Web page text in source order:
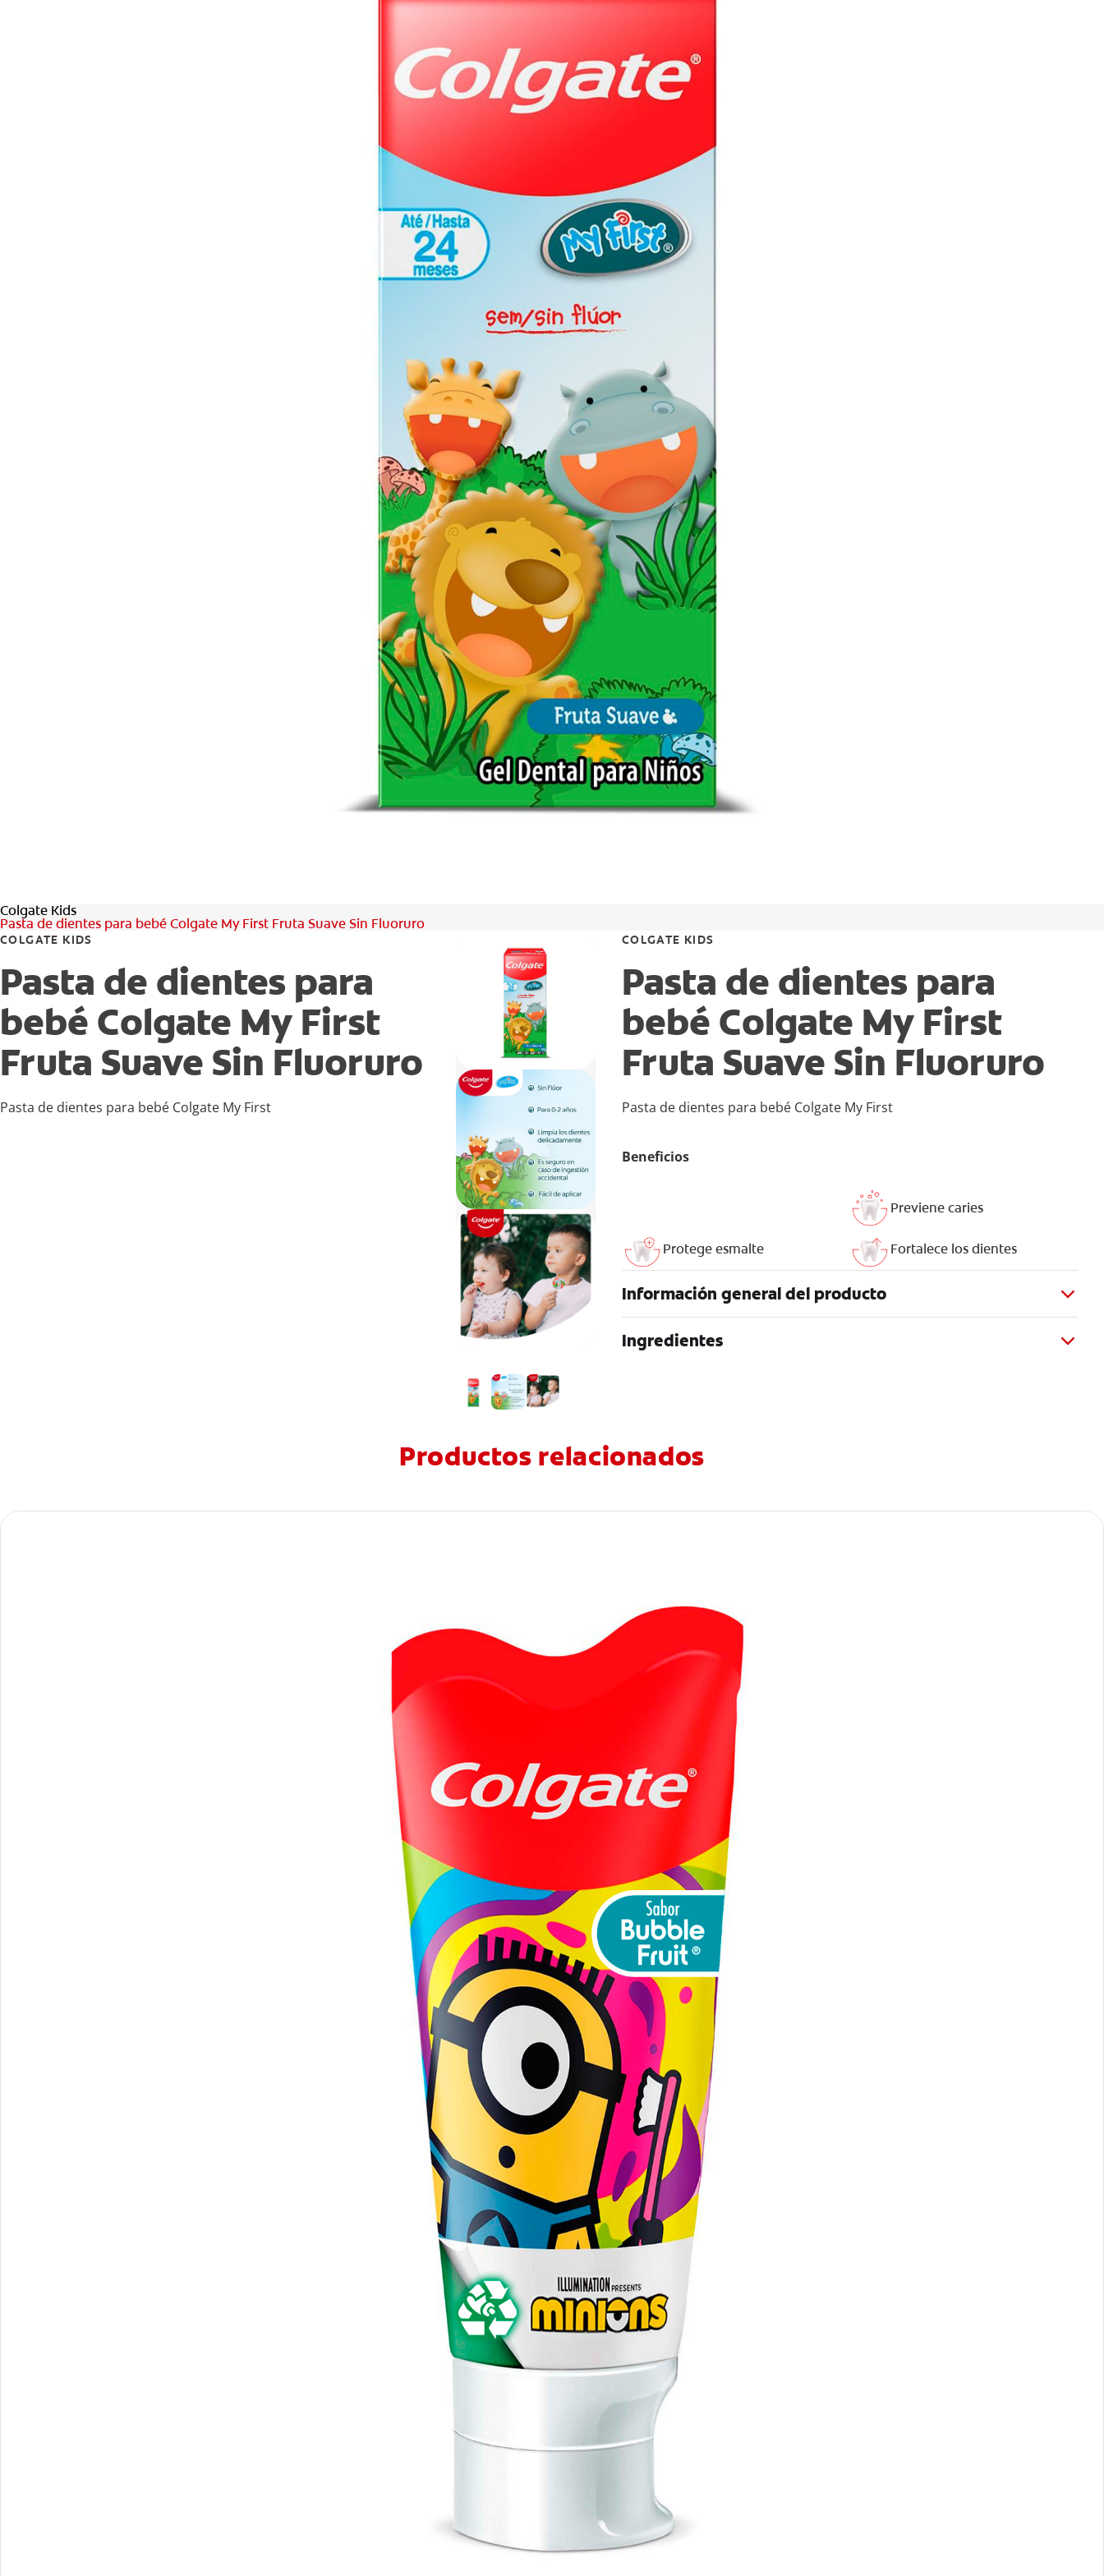
Colgate Kids
Pasta de dientes para bebé Colgate My First Fruta Suave Sin Fluoruro
COLGATE KIDS
Pasta de dientes para
bebé Colgate My First
Fruta Suave Sin Fluoruro
Pasta de dientes para bebé Colgate My First
COLGATE KIDS
Pasta de dientes para
bebé Colgate My First
Fruta Suave Sin Fluoruro
Pasta de dientes para bebé Colgate My First
Beneficios
Previene caries
Protege esmalte Fortalece los dientes
Información general del producto
Ingredientes
Productos relacionados